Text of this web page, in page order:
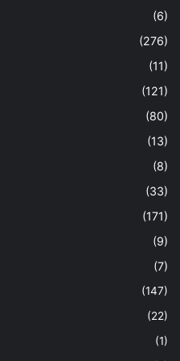
(6)
(276)
(11)
(121)
(80)
(13)
(8)
(33)
(171)
(9)
(7)
(147)
(22)
(1)